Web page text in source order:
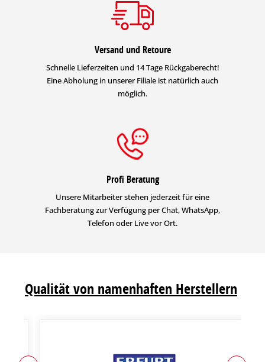
Versand und Retoure
Schnelle Lieferzeiten und 14 Tage Rückgaberecht!
Eine Abholung in unserer Filiale ist natürlich auch
möglich.
Profi Beratung
Unsere Mitarbeiter stehen jederzeit für eine
Fachberatung zur Verfügung per Chat, WhatsApp,
Telefon oder Live vor Ort.
Qualität von namenhaften Herstellern